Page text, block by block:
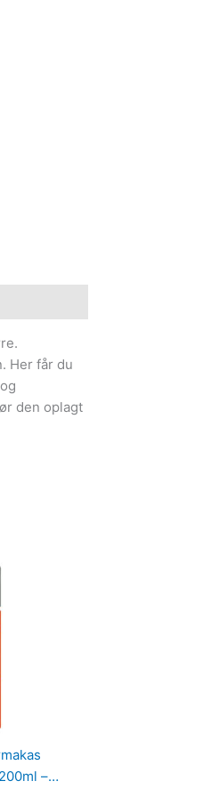
Her får du
den oplagt
–